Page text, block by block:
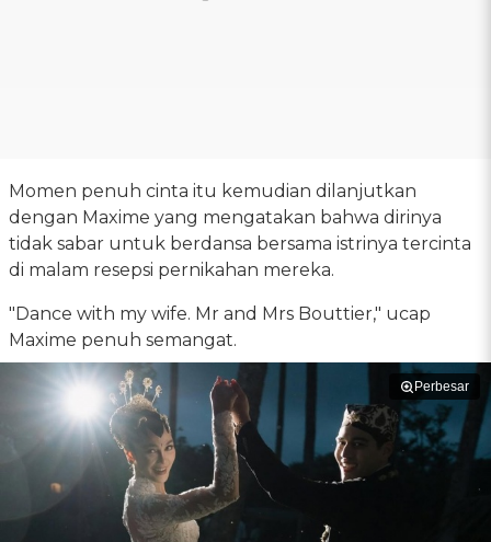
Momen penuh cinta itu kemudian dilanjutkan
dengan Maxime yang mengatakan bahwa dirinya
tidak sabar untuk berdansa bersama istrinya tercinta
di malam resepsi pernikahan mereka.
"Dance with my wife. Mr and Mrs Bouttier," ucap
Maxime penuh semangat.
Perbesar